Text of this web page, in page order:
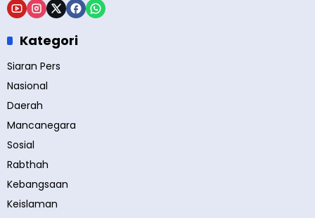
Kategori
Siaran Pers
Nasional
Daerah
Mancanegara
Sosial
Rabthah
Kebangsaan
Keislaman